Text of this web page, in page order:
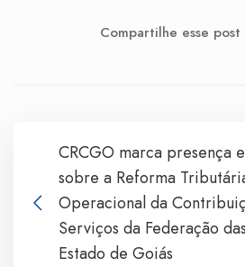
Compartilhe esse post
CRCGO marca presença
sobre a Reforma
Operacional da
Serviços da Federação
Estado de Goiás